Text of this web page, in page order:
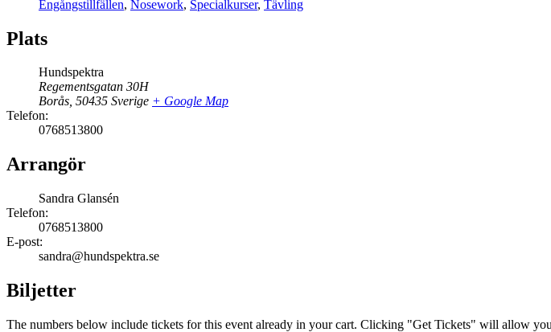
Engångstillfällen, Nosework, Specialkurser, Tävling
Plats
Hundspektra
Regementsgatan 30H
Borås, 50435 Sverige + Google Map
Telefon:
0768513800
Arrangör
Sandra Glansén
Telefon:
0768513800
E-post:
sandra@hundspektra.se
Biljetter
The numbers below include tickets for this event already in your cart. Clicking "Get Tickets" will allow